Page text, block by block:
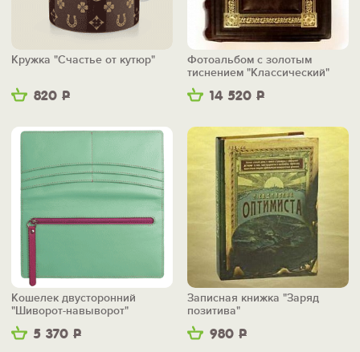
820 Р
Кружка "Счастье от кутюр"
14 520 Р
Фотоальбом с золотым
тиснением "Классический"
5 370 Р
Кошелек двусторонний
"Шиворот-навыворот"
980 Р
Записная книжка "Заряд
позитива"